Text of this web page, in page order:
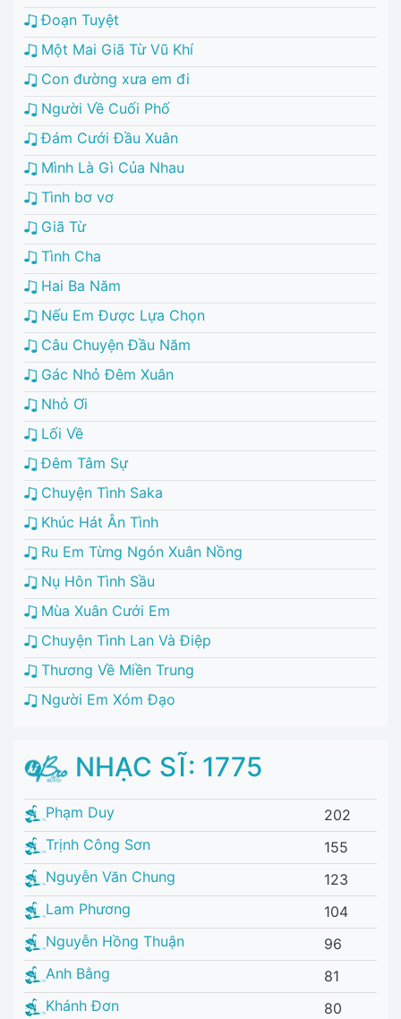
Đoạn Tuyệt
Một Mai Giã Từ Vũ Khí
Con đường xưa em đi
Người Về Cuối Phố
Đám Cưới Đầu Xuân
Mình Là Gì Của Nhau
Tình bơ vơ
Giã Từ
Tình Cha
Hai Ba Năm
Nếu Em Được Lựa Chọn
Câu Chuyện Đầu Năm
Gác Nhỏ Đêm Xuân
Nhỏ Ơi
Lối Về
Đêm Tâm Sự
Chuyện Tình Saka
Khúc Hát Ân Tình
Ru Em Từng Ngón Xuân Nồng
Nụ Hôn Tình Sầu
Mùa Xuân Cưới Em
Chuyện Tình Lan Và Điệp
Thương Về Miền Trung
Người Em Xóm Đạo
NHẠC SĨ: 1775
Phạm Duy
202
Trịnh Công Sơn
155
Nguyễn Văn Chung
123
Lam Phương
104
Nguyễn Hồng Thuận
96
Anh Bằng
81
Khánh Đơn
80